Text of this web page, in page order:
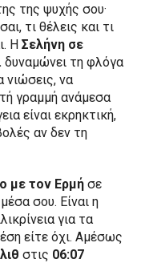
της ψυχής σου·
τι θέλεις και τι
Η Σελήνη σε
δυναμώνει τη φλόγα
νιώσεις, να
γραμμή ανάμεσα
είναι εκρηκτική,
αν δεν τη
με τον Ερμή σε
σου. Είναι η
για τα
είτε όχι. Αμέσως
στις 06:07